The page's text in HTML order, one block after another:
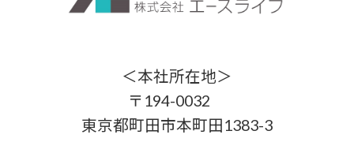
＜本社所在地＞
〒194-0032
東京都町田市本町田1383-3